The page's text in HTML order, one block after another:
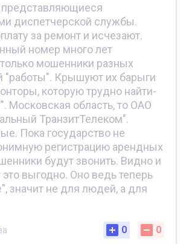
диспетчерской службы.
за ремонт и исчезают.
номер много лет
мошенники разных
"работы". Крышуют их барыги
которую трудно найти-
Московская область, то ОАО
ТранзитТелеком".
Пока государство не
регистрацию арендных
будут звонить. Видно и
это выгодно. Оно ведь теперь
значит не для людей, а для
0 0